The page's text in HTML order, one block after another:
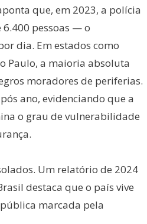
que, em 2023, a polícia
pessoas — o
dia. Em estados como
Paulo, a maioria absoluta
moradores de periferias.
ano, evidenciando que a
o grau de vulnerabilidade
Um relatório de 2024
destaca que o país vive
marcada pela